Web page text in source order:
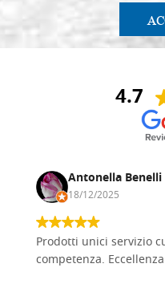
4.7
Antonella Benelli
18/12/2025
Prodotti unici servizio
competenza.